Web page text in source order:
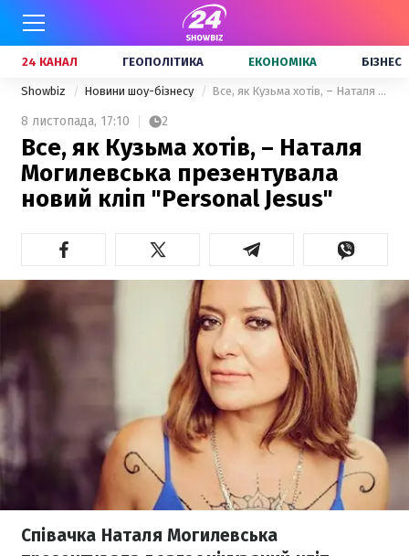
24 КАНАЛ ГЕОПОЛІТИКА ЕКОНОМІКА БІЗНЕС
Showbiz Новини шоу-бізнесу Все, як Кузьма хотів, – Наталя Могилевська презентувала новий кліп "Personal Jesus"
8 листопада, 17:10 2
Все, як Кузьма хотів, – Наталя
Могилевська презентувала
новий кліп "Personal Jesus"
Співачка Наталя Могилевська